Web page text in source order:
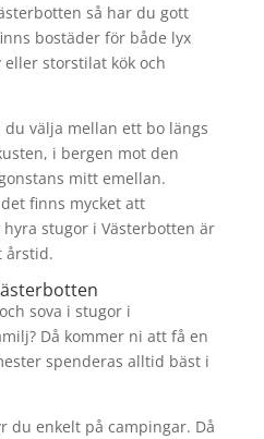
så har du gott
bostäder för både lyx
storstilat kök och
välja mellan ett bo längs
i bergen mot den
mitt emellan.
finns mycket att
stugor i Västerbotten är
årstid.
sova i stugor i
Då kommer ni att få en
spenderas alltid bäst i
du enkelt på campingar. Då